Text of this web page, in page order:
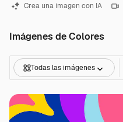
Crea una imagen con IA
Imágenes de Colores
Todas las imágenes